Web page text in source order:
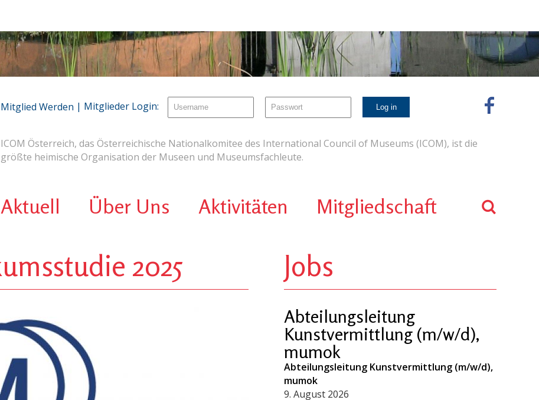
ICOM Österreich, das Österreichische Nationalkomitee des International Council of Museums (ICOM), ist die
größte heimische Organisation der Museen und Museumsfachleute.
Aktuell Über Uns Aktivitäten Mitgliedschaft
Mitglied Werden | Mitglieder Login:
2025 Jobs
Abteilungsleitung
Kunstvermittlung (m/w/d),
mumok
Abteilungsleitung Kunstvermittlung (m/w/d),
mumok
9. August 2026